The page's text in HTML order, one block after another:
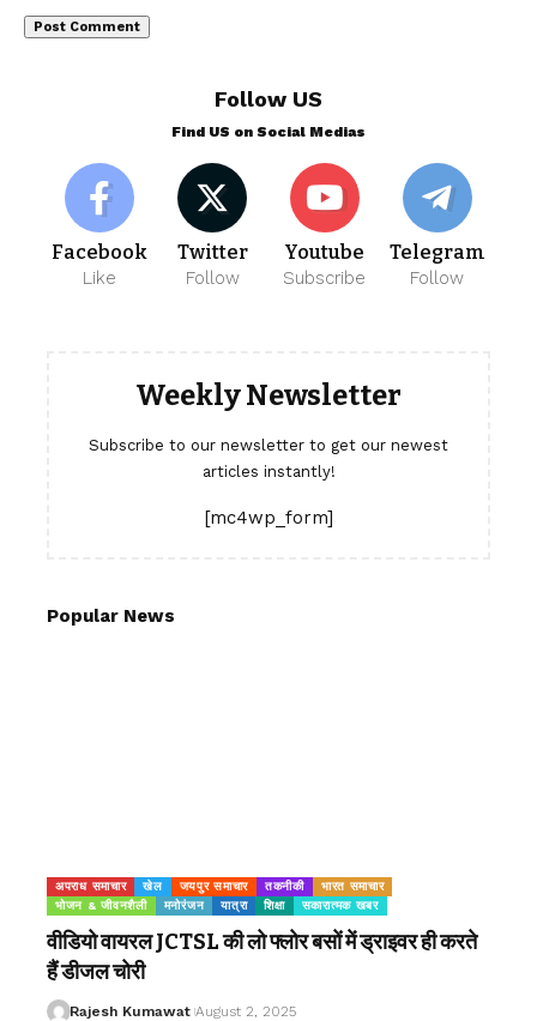
Follow US
Find US on Social Medias
Facebook
Like
Twitter
Follow
Youtube
Subscribe
Telegram
Follow
Weekly Newsletter
Subscribe to our newsletter to get our newest
articles instantly!
[mc4wp_form]
Popular News
अपराध समाचार खेल जयपुर समाचार तकनीकी
भारत समाचार
भोजन & जीवनशैली
मनोरंजन यात्रा शिक्षा सकारात्मक खबर
वीडियो वायरल JCTSL की लो फ्लोर बसों में ड्राइवर ही करते
हैं डीजल चोरी
Rajesh Kumawat August 2, 2025